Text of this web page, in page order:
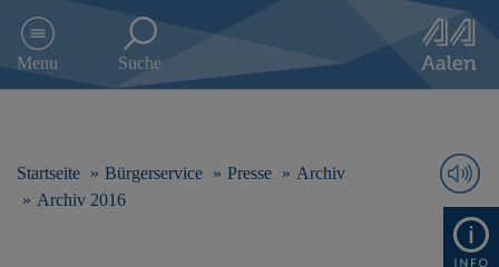
e
Menu Suche
Startseite Bürgerservice Presse
Archiv
Archiv 2016